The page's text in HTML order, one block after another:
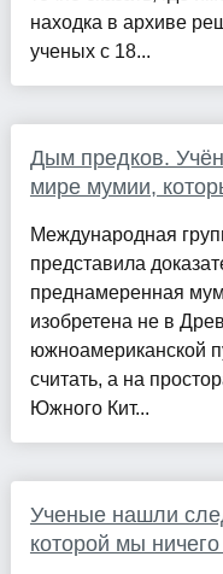
находка в архиве
ученых с 18...
Дым предков.
мире мумии,
Международная
представила
преднамеренная
изобретена не в
южноамериканской
считать, а на
Южного Кит...
Ученые нашли
которой мы